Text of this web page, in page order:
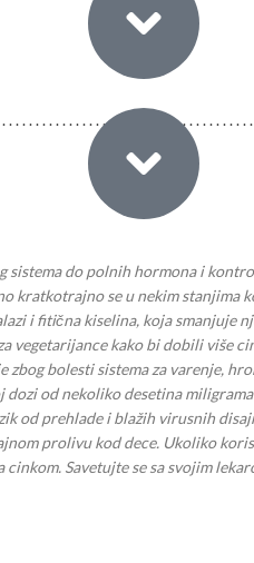
do polnih hormona i
kratkotrajno se u nekim stanjima
i fitična kiselina, koja smanjuje
vegetarijance kako bi dobili više
zbog bolesti sistema za varenje,
od nekoliko desetina
od prehlade i blažih virusnih
prolivu kod dece. Ukoliko
Savetujte se sa svojim